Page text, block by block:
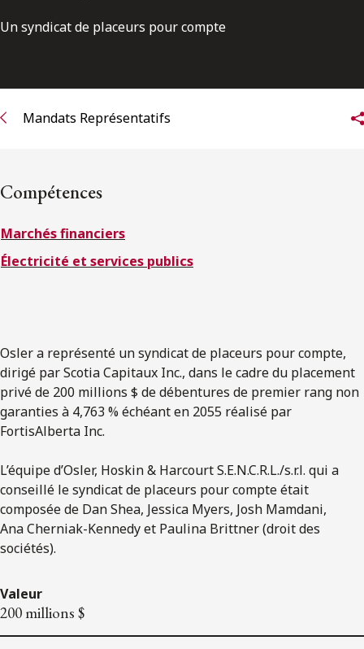
Un syndicat de placeurs pour compte
Mandats Représentatifs
Compétences
Marchés financiers
Électricité et services publics
Osler a représenté un syndicat de placeurs pour compte,
dirigé par Scotia Capitaux Inc., dans le cadre du placement
privé de 200 millions $ de débentures de premier rang non
garanties à 4,763 % échéant en 2055 réalisé par
FortisAlberta Inc.
L’équipe d’Osler, Hoskin & Harcourt S.E.N.C.R.L./s.r.l. qui a
conseillé le syndicat de placeurs pour compte était
composée de Dan Shea, Jessica Myers, Josh Mamdani,
Ana Cherniak-Kennedy et Paulina Brittner (droit des
sociétés).
Valeur
200 millions $